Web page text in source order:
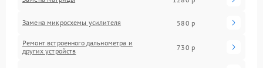
Замена микросхемы усилителя 580 р
Ремонт встроенного дальнометра и
других устройств
730 р